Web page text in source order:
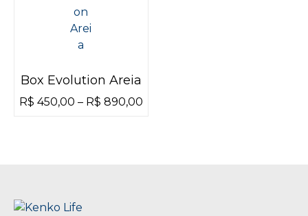
Box Evolution Areia
R$ 450,00 – R$ 890,00